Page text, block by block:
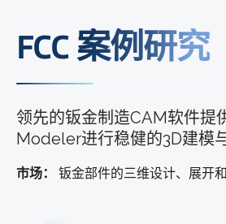
FCC 案例研究
领先的钣金制造CAM软件提
Modeler进行稳健的3D建模
市场： 钣金部件的三维设计、展开和